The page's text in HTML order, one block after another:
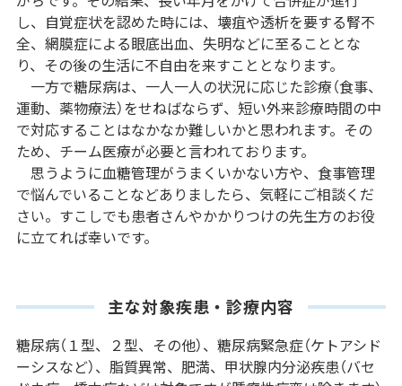
し、自覚症状を認めた時には、壊疽や透析を要する腎不
全、網膜症による眼底出血、失明などに至ることとな
り、その後の生活に不自由を来すこととなります。
一方で糖尿病は、一人一人の状況に応じた診療（食事、
運動、薬物療法）をせねばならず、短い外来診療時間の中
で対応することはなかなか難しいかと思われます。その
ため、チーム医療が必要と言われております。
思うように血糖管理がうまくいかない方や、食事管理
で悩んでいることなどありましたら、気軽にご相談くだ
さい。すこしでも患者さんやかかりつけの先生方のお役
に立てれば幸いです。
主な対象疾患・診療内容
糖尿病（１型、２型、その他）、糖尿病緊急症（ケトアシド
ーシスなど）、脂質異常、肥満、甲状腺内分泌疾患（バセ